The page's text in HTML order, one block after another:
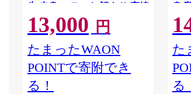
牛 赤身 ステーキ 訳あり 宮崎
県）
13,000 円
たまったWAON
POINTで寄附でき
る！
身
た
る